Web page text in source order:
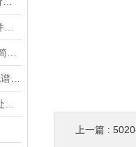
上一篇 :